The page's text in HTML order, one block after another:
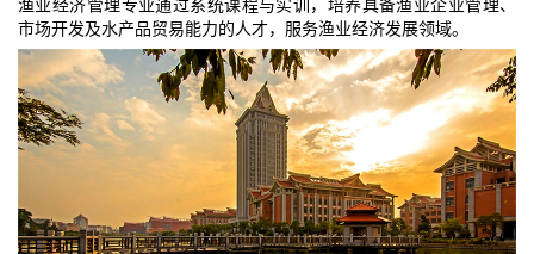
渔业经济管理专业通过系统课程与实训，培养具备渔业企业管理、
市场开发及水产品贸易能力的人才，服务渔业经济发展领域。​